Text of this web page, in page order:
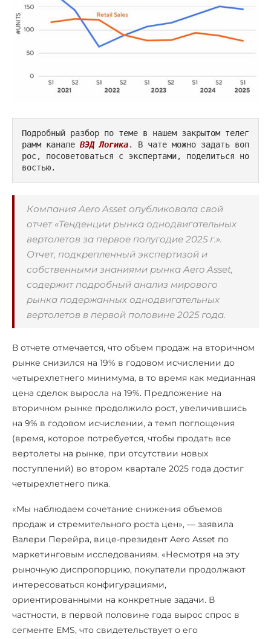
Подробный разбор по теме в нашем закрытом телег
рамм канале ВЭД Логика. В чате можно задать воп
рос, посоветоваться с экспертами, поделиться но
востью.
Компания Aero Asset опубликовала свой
отчет «Тенденции рынка однодвигательных
вертолетов за первое полугодие 2025 г.».
Отчет, подкрепленный экспертизой и
собственными знаниями рынка Aero Asset,
содержит подробный анализ мирового
рынка подержанных однодвигательных
вертолетов в первой половине 2025 года.
В отчете отмечается, что объем продаж на вторичном
рынке снизился на 19% в годовом исчислении до
четырехлетнего минимума, в то время как медианная
цена сделок выросла на 19%. Предложение на
вторичном рынке продолжило рост, увеличившись
на 9% в годовом исчислении, а темп поглощения
(время, которое потребуется, чтобы продать все
вертолеты на рынке, при отсутствии новых
поступлений) во втором квартале 2025 года достиг
четырехлетнего пика.
«Мы наблюдаем сочетание снижения объемов
продаж и стремительного роста цен», — заявила
Валери Перейра, вице-президент Aero Asset по
маркетинговым исследованиям. «Несмотря на эту
рыночную диспропорцию, покупатели продолжают
интересоваться конфигурациями,
ориентированными на конкретные задачи. В
частности, в первой половине года вырос спрос в
сегменте EMS, что свидетельствует о его